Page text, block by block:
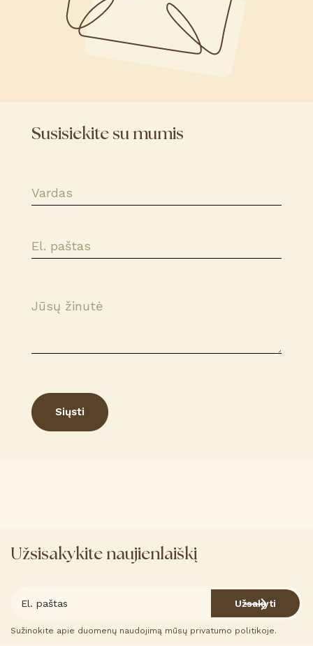
Susisiekite su mumis
Užsisakykite naujienlaiškį
Užsakyti
Sužinokite apie duomenų naudojimą mūsų privatumo politikoje.